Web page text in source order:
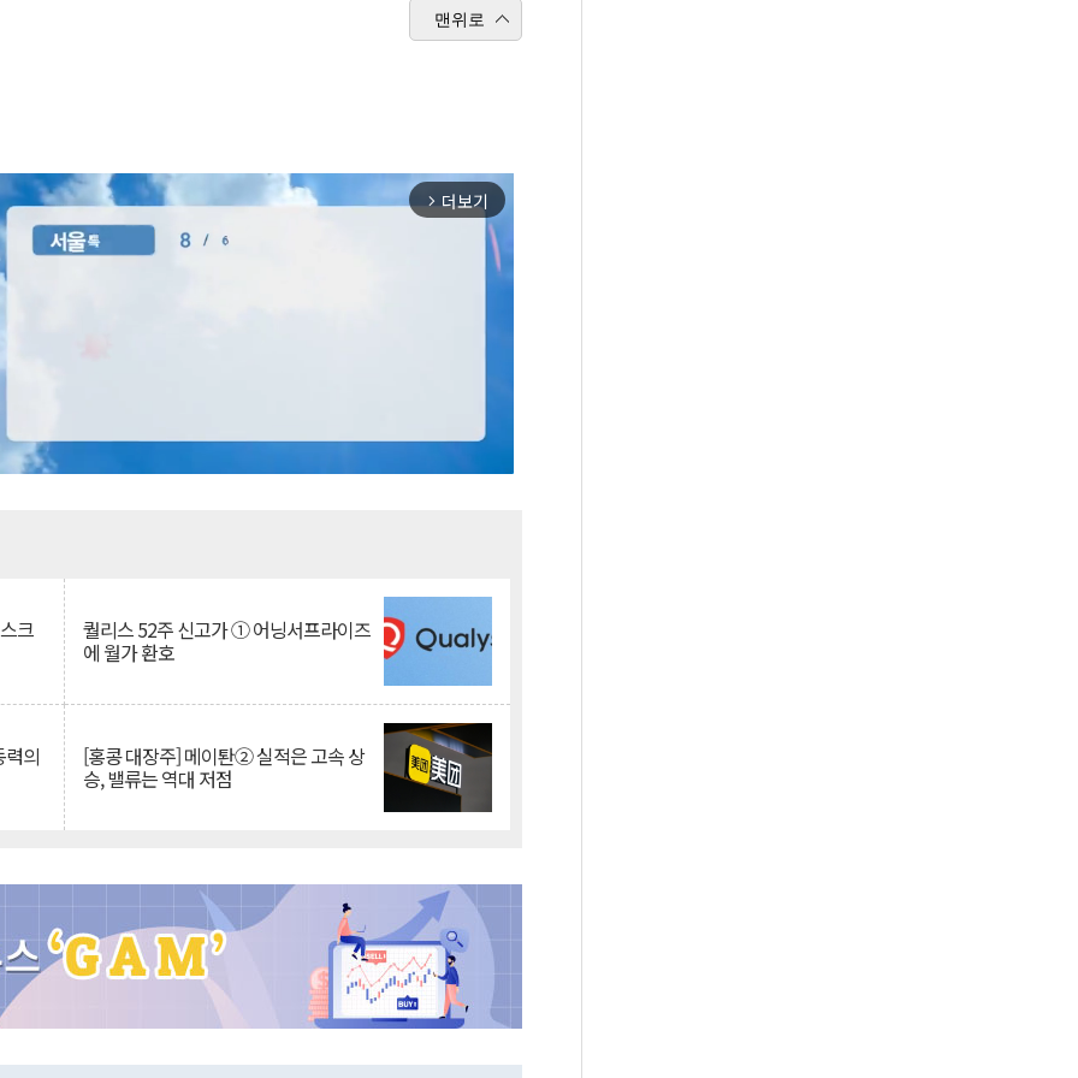
맨위로
arrow_forward_ios 더보기
크 퀄리스 52주 신고가 ① 어닝서프라이즈
에 월가 환호
의 [홍콩 대장주] 메이퇀② 실적은 고속 상
승, 밸류는 역대 저점